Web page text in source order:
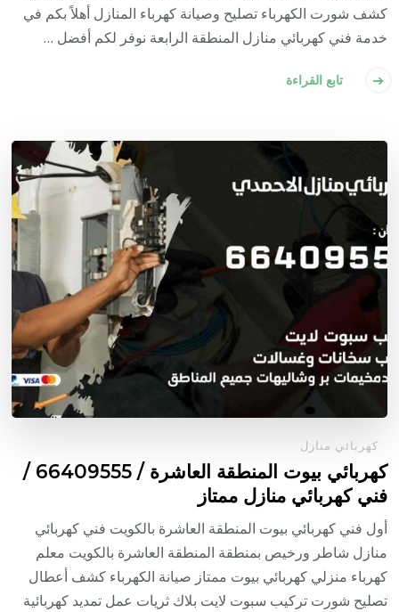
كشف شورت الكهرباء تصليح وصيانة كهرباء المنازل أهلاً بكم في
خدمة فني كهربائي منازل المنطقة الرابعة نوفر لكم أفضل …
تابع القراءة
كهربائي منازل
كهربائي بيوت المنطقة العاشرة / 66409555 /
فني كهربائي منازل ممتاز
أول فني كهربائي بيوت المنطقة العاشرة بالكويت فني كهربائي
منازل شاطر ورخيص بمنطقة المنطقة العاشرة بالكويت معلم
كهرباء منزلي كهربائي بيوت ممتاز صيانة الكهرباء كشف أعطال
تصليح شورت تركيب سبوت لايت بلاك ثريات عمل تمديد كهربائية